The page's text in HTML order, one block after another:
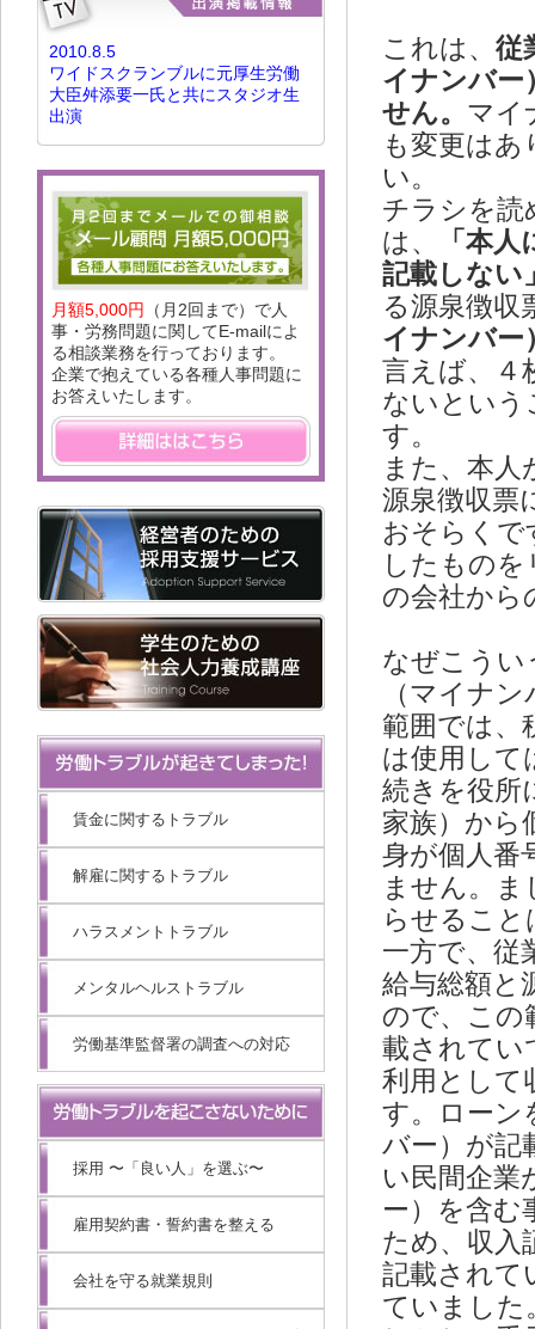
2010.8.5
ワイドスクランブルに元厚生労働
大臣舛添要一氏と共にスタジオ生
出演
月額5,000円
（月2回まで）で人
事・労務問題に関してE-mailによ
る相談業務を行っております。
企業で抱えている各種人事問題に
お答えいたします。
賃金に関するトラブル
解雇に関するトラブル
ハラスメントトラブル
メンタルヘルストラブル
労働基準監督署の調査への対応
採用 〜「良い人」を選ぶ〜
雇用契約書・誓約書を整える
会社を守る就業規則
これは、 従
イナンバー
せん。 マイ
も変更は
い。
チラシを読
は、
「本
記載しない
る源泉徴収
イナンバー
言えば、４
ないという
す。
また、本人
源泉徴収票
おそらくで
したもの
の会社から
なぜこうい
（マイナ
範囲では、
は使用して
続きを役所
家族）から
身が個人番
ません。ま
らせるこ
一方で、従
給与総額と
ので、この
載されてい
利用として
す。ローン
バー）が記
い民間企業
ー）を含む
ため、収入
記載されて
ていました